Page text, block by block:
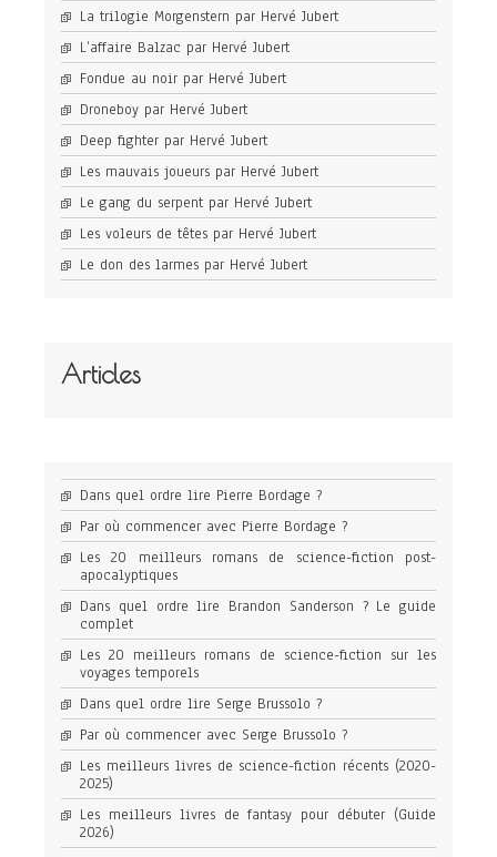
La trilogie Morgenstern par Hervé Jubert
L’affaire Balzac par Hervé Jubert
Fondue au noir par Hervé Jubert
Droneboy par Hervé Jubert
Deep fighter par Hervé Jubert
Les mauvais joueurs par Hervé Jubert
Le gang du serpent par Hervé Jubert
Les voleurs de têtes par Hervé Jubert
Le don des larmes par Hervé Jubert
Articles
Dans quel ordre lire Pierre Bordage ?
Par où commencer avec Pierre Bordage ?
Les 20 meilleurs romans de science-fiction post-
apocalyptiques
Dans quel ordre lire Brandon Sanderson ? Le guide
complet
Les 20 meilleurs romans de science-fiction sur les
voyages temporels
Dans quel ordre lire Serge Brussolo ?
Par où commencer avec Serge Brussolo ?
Les meilleurs livres de science-fiction récents (2020-
2025)
Les meilleurs livres de fantasy pour débuter (Guide
2026)